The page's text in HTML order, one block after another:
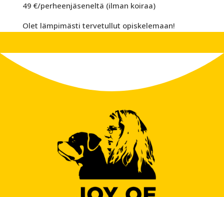
49 €/perheenjäseneltä (ilman koiraa)
Olet lämpimästi tervetullut opiskelemaan!